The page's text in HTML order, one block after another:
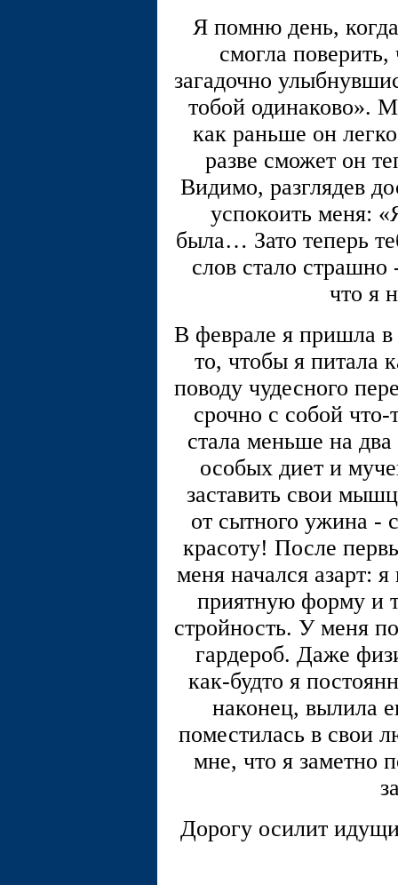
Я помню день,
смогла
загадочно
тобой одинаково».
как раньше он
разве сможет он
Видимо, разглядев
успокоить меня:
была… Зато теперь
слов стало
что я
В феврале я пришла
то, чтобы я питала
поводу чудесного
срочно с собой
стала меньше на
особых диет и
заставить свои
от сытного ужина -
красоту! После
меня начался азарт:
приятную форму и
стройность. У меня
гардероб. Даже
как-будто я
наконец, вылила
поместилась в свои
мне, что я заметно
Дорогу осилит